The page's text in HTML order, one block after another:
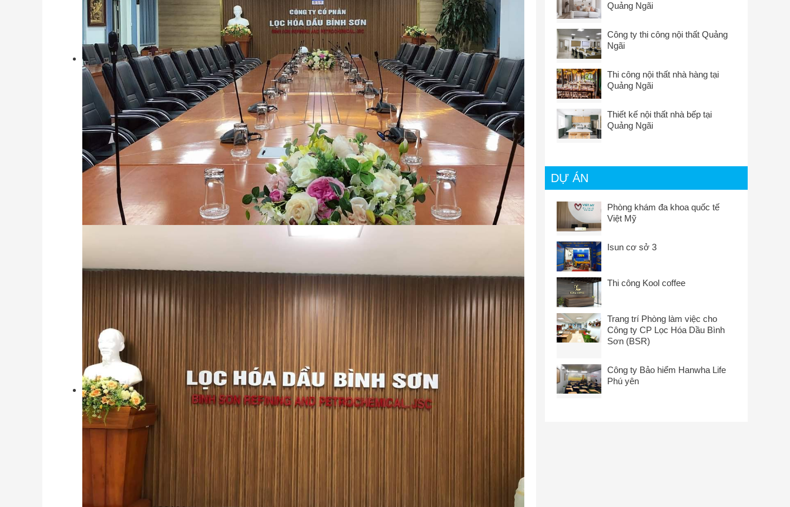
Quảng Ngãi
Công ty thi công nội thất Quảng
Ngãi
Thi công nội thất nhà hàng tại
Quảng Ngãi
Thiết kế nội thất nhà bếp tại
Quảng Ngãi
DỰ ÁN
Phòng khám đa khoa quốc tế
Việt Mỹ
Isun cơ sở 3
Thi công Kool coffee
Trang trí Phòng làm việc cho
Công ty CP Lọc Hóa Dầu Bình
Sơn (BSR)
Công ty Bảo hiểm Hanwha Life
Phú yên